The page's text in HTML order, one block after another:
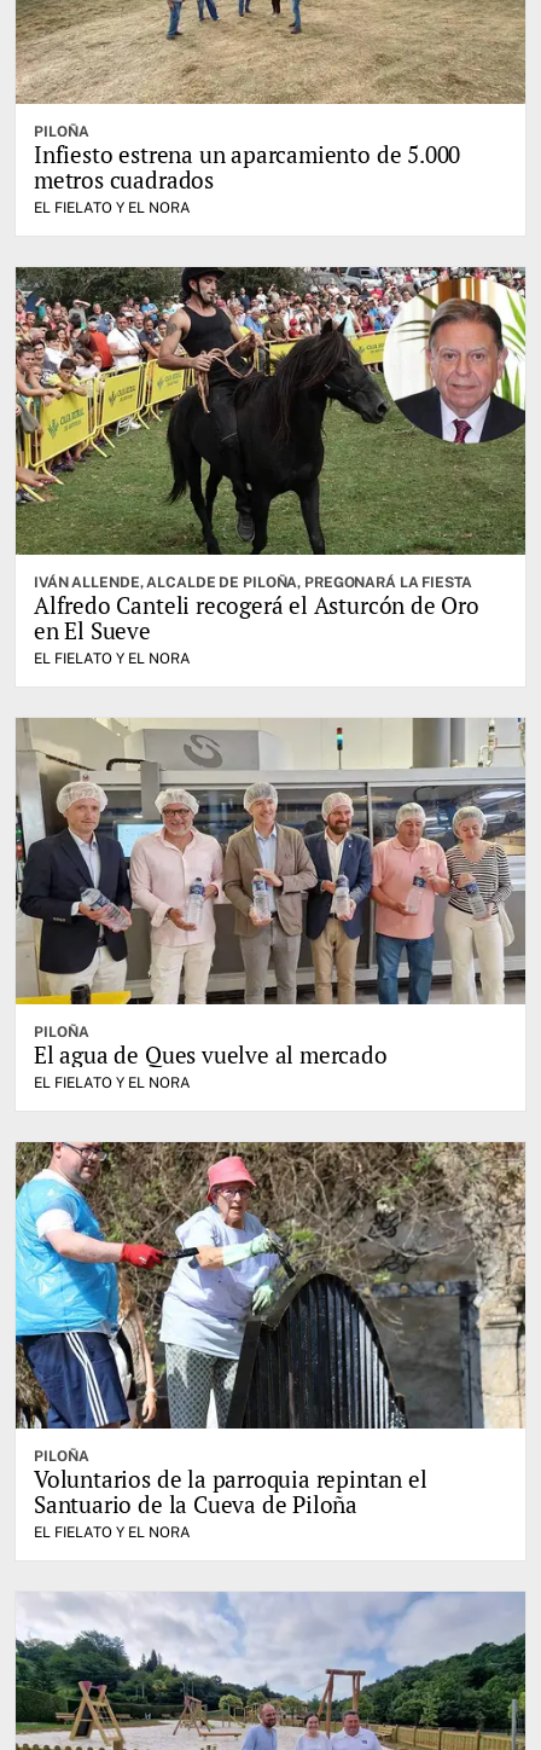
PILOÑA
Infiesto estrena un aparcamiento de 5.000
metros cuadrados
EL FIELATO Y EL NORA
IVÁN ALLENDE, ALCALDE DE PILOÑA, PREGONARÁ LA FIESTA
Alfredo Canteli recogerá el Asturcón de Oro
en El Sueve
EL FIELATO Y EL NORA
PILOÑA
El agua de Ques vuelve al mercado
EL FIELATO Y EL NORA
PILOÑA
Voluntarios de la parroquia repintan el
Santuario de la Cueva de Piloña
EL FIELATO Y EL NORA